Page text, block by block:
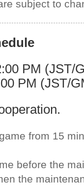
subject to
PM (JST/
PM (JST/
from 15
before the
the